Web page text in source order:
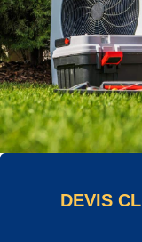
DEVIS